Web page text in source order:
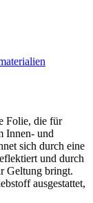
Folie, die für
Innen- und
sich durch eine
und durch
Geltung bringt.
ausgestattet,